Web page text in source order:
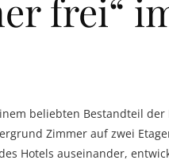
frei“
beliebten Bestandteil
Zimmer auf zwei
Hotels auseinander,